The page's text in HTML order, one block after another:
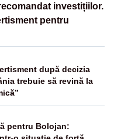
investițiilor.
pentru
după decizia
trebuie să revină la
pentru Bolojan: